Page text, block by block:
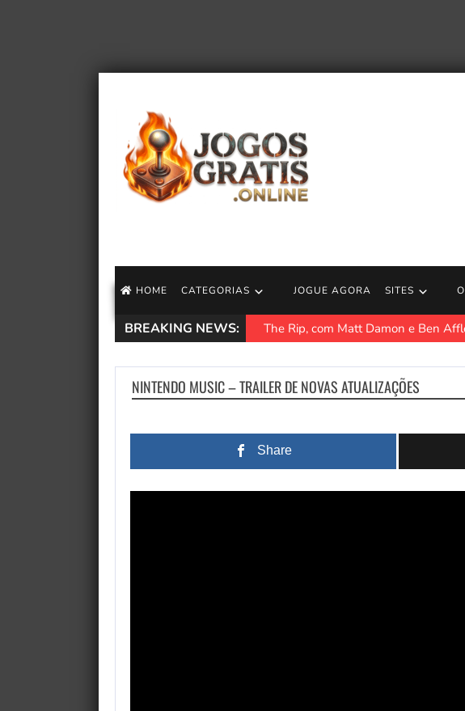
HOME CATEGORIAS JOGUE AGORA SITES
BREAKING NEWS: The Rip, com Matt Damon e Ben
NINTENDO MUSIC – TRAILER DE NOVAS ATUALIZAÇÕES
Share